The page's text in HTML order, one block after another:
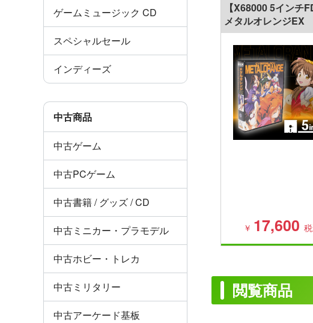
ゲームミュージック CD
スペシャルセール
インディーズ
中古商品
中古ゲーム
中古PCゲーム
中古書籍 / グッズ / CD
中古ミニカー・プラモデル
中古ホビー・トレカ
中古ミリタリー
中古アーケード基板
【X68000 5インチ
メタルオレンジEX
￥ 17,600
閲覧商品